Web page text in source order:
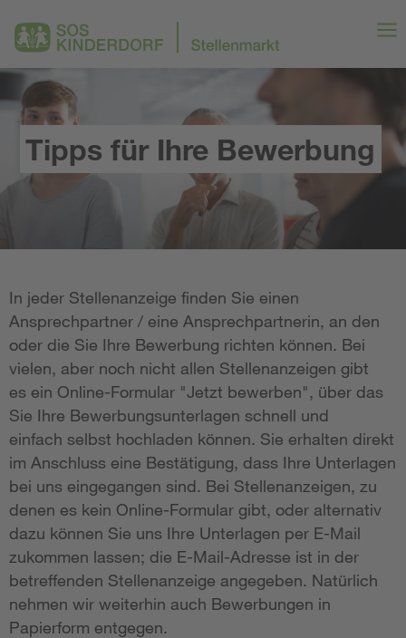
Tipps für Ihre Bewerbung
In jeder Stellenanzeige finden Sie einen
Ansprechpartner / eine Ansprechpartnerin, an den
oder die Sie Ihre Bewerbung richten können. Bei
vielen, aber noch nicht allen Stellenanzeigen gibt
es ein Online-Formular "Jetzt bewerben", über das
Sie Ihre Bewerbungsunterlagen schnell und
einfach selbst hochladen können. Sie erhalten direkt
im Anschluss eine Bestätigung, dass Ihre Unterlagen
bei uns eingegangen sind. Bei Stellenanzeigen, zu
denen es kein Online-Formular gibt, oder alternativ
dazu können Sie uns Ihre Unterlagen per E-Mail
zukommen lassen; die E-Mail-Adresse ist in der
betreffenden Stellenanzeige angegeben. Natürlich
nehmen wir weiterhin auch Bewerbungen in
Papierform entgegen.